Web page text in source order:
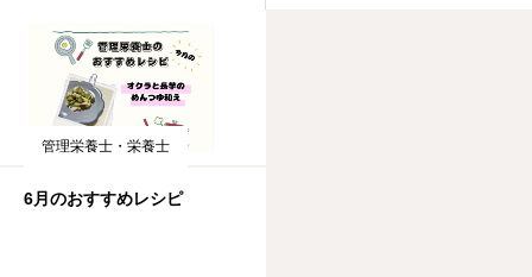
管理栄養士・栄養士
6月のおすすめレシピ